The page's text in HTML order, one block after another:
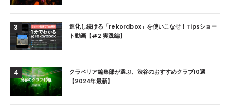
3
進化し続ける「rekordbox」を使いこなせ！Tipsショー
ト動画【#2 実践編】
4
クラベリア編集部が選ぶ、渋谷のおすすめクラブ10選
【2024年最新】